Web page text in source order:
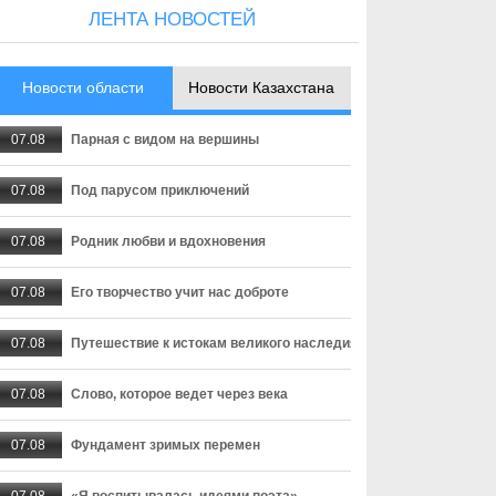
ЛЕНТА НОВОСТЕЙ
Новости области Новости Казахстана
07.08 Парная с видом на вершины
07.08 Под парусом приключений
07.08 Родник любви и вдохновения
07.08 Его творчество учит нас доброте
07.08 Путешествие к истокам великого наследия
07.08 Слово, которое ведет через века
07.08 Фундамент зримых перемен